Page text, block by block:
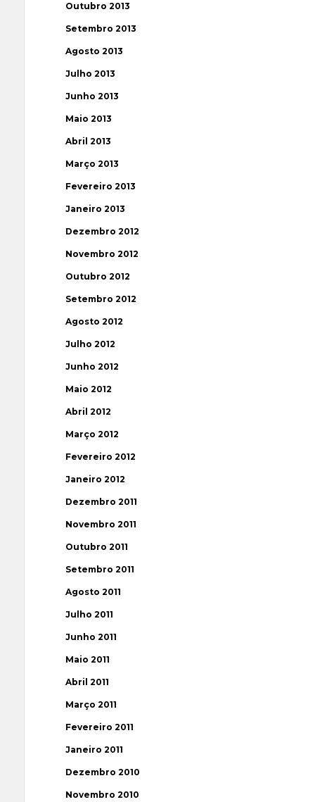
Outubro 2013
Setembro 2013
Agosto 2013
Julho 2013
Junho 2013
Maio 2013
Abril 2013
Março 2013
Fevereiro 2013
Janeiro 2013
Dezembro 2012
Novembro 2012
Outubro 2012
Setembro 2012
Agosto 2012
Julho 2012
Junho 2012
Maio 2012
Abril 2012
Março 2012
Fevereiro 2012
Janeiro 2012
Dezembro 2011
Novembro 2011
Outubro 2011
Setembro 2011
Agosto 2011
Julho 2011
Junho 2011
Maio 2011
Abril 2011
Março 2011
Fevereiro 2011
Janeiro 2011
Dezembro 2010
Novembro 2010